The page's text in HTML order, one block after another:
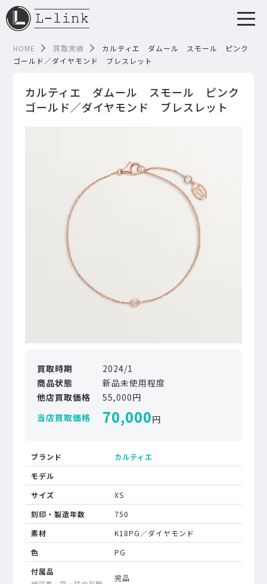
HOME 買取実績
カルティエ ダムール スモール ピンク
ゴールド／ダイヤモンド ブレスレット
カルティエ ダムール スモール ピンク
ゴールド／ダイヤモンド ブレスレット
買取時期
2024/1
商品状態
新品未使用程度
他店買取価格
55,000円
当店買取価格
70,000円
ブランド
カルティエ
モデル
サイズ
XS
刻印・製造年数
750
素材
K18PG／ダイヤモンド
色
PG
付属品
完品